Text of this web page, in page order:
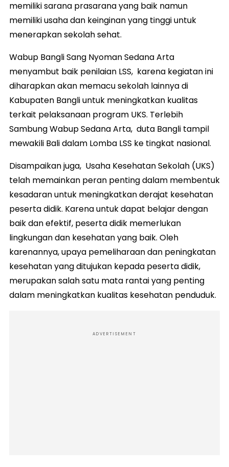
memiliki sarana prasarana yang baik namun
memiliki usaha dan keinginan yang tinggi untuk
menerapkan sekolah sehat.
Wabup Bangli Sang Nyoman Sedana Arta
menyambut baik penilaian LSS, karena kegiatan ini
diharapkan akan memacu sekolah lainnya di
Kabupaten Bangli untuk meningkatkan kualitas
terkait pelaksanaan program UKS. Terlebih
Sambung Wabup Sedana Arta, duta Bangli tampil
mewakili Bali dalam Lomba LSS ke tingkat nasional.
Disampaikan juga, Usaha Kesehatan Sekolah (UKS)
telah memainkan peran penting dalam membentuk
kesadaran untuk meningkatkan derajat kesehatan
peserta didik. Karena untuk dapat belajar dengan
baik dan efektif, peserta didik memerlukan
lingkungan dan kesehatan yang baik. Oleh
karenannya, upaya pemeliharaan dan peningkatan
kesehatan yang ditujukan kepada peserta didik,
merupakan salah satu mata rantai yang penting
dalam meningkatkan kualitas kesehatan penduduk.
ADVERTISEMENT